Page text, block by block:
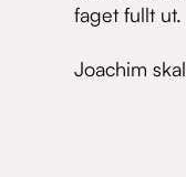
faget fullt ut.
Joachim